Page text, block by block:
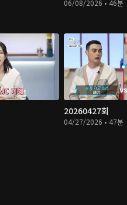
06/08/2026 • 46분
20260427회
04/27/2026 • 47분